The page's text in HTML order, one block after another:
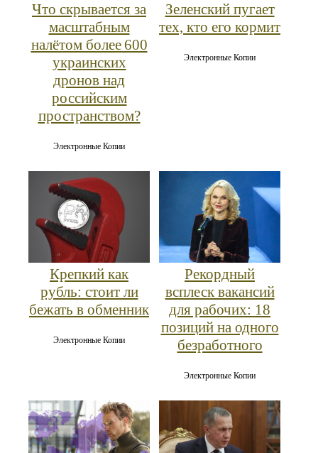
Что скрывается за
масштабным
налётом более 600
украинских
дронов над
российским
пространством?
Электронные Копии
Зеленский пугает
тех, кто его кормит
Электронные Копии
Крепкий как
рубль: стоит ли
бежать в обменник
Электронные Копии
Рекордный
всплеск вакансий
для рабочих: 18
позиций на одного
безработного
Электронные Копии